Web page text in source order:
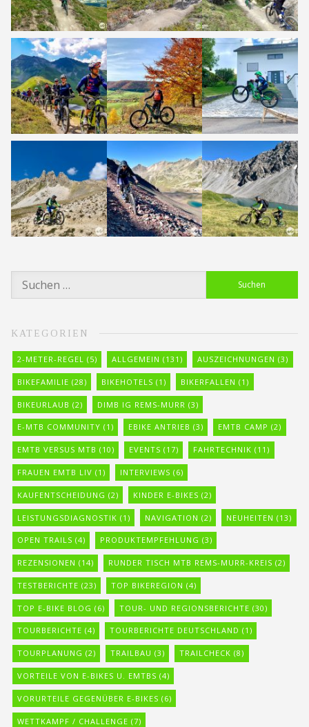
Suchen
nach:
KATEGORIEN
2-METER-REGEL (5) ALLGEMEIN (131) AUSZEICHNUNGEN (3)
BIKEFAMILIE (28) BIKEHOTELS (1) BIKERFALLEN (1)
BIKEURLAUB (2) DIMB IG REMS-MURR (3)
E-MTB COMMUNITY (1) EBIKE ANTRIEB (3) EMTB CAMP (2)
EMTB VERSUS MTB (10) EVENTS (17) FAHRTECHNIK (11)
FRAUEN EMTB LIV (1) INTERVIEWS (6)
KAUFENTSCHEIDUNG (2) KINDER E-BIKES (2)
LEISTUNGSDIAGNOSTIK (1) NAVIGATION (2) NEUHEITEN (13)
OPEN TRAILS (4) PRODUKTEMPFEHLUNG (3)
REZENSIONEN (14) RUNDER TISCH MTB REMS-MURR-KREIS (2)
TESTBERICHTE (23) TOP BIKEREGION (4)
TOP E-BIKE BLOG (6) TOUR- UND REGIONSBERICHTE (30)
TOURBERICHTE (4) TOURBERICHTE DEUTSCHLAND (1)
TOURPLANUNG (2) TRAILBAU (3) TRAILCHECK (8)
VORTEILE VON E-BIKES U. EMTBS (4)
VORURTEILE GEGENÜBER E-BIKES (6)
WETTKAMPF / CHALLENGE (7)